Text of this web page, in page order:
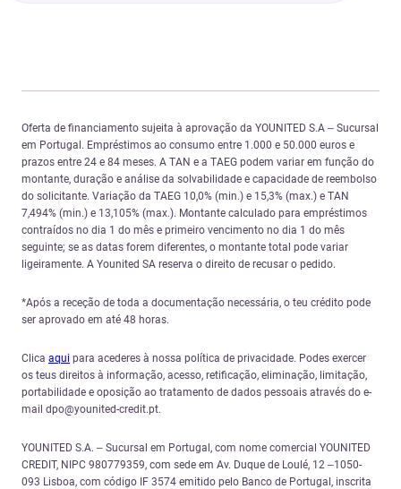
Oferta de financiamento sujeita à aprovação da YOUNITED S.A – Sucursal
em Portugal. Empréstimos ao consumo entre 1.000 e 50.000 euros e
prazos entre 24 e 84 meses. A TAN e a TAEG podem variar em função do
montante, duração e análise da solvabilidade e capacidade de reembolso
do solicitante. Variação da TAEG 10,0% (min.) e 15,3% (max.) e TAN
7,494% (min.) e 13,105% (max.). Montante calculado para empréstimos
contraídos no dia 1 do mês e primeiro vencimento no dia 1 do mês
seguinte; se as datas forem diferentes, o montante total pode variar
ligeiramente. A Younited SA reserva o direito de recusar o pedido.
*Após a receção de toda a documentação necessária, o teu crédito pode
ser aprovado em até 48 horas.
Clica aqui para acederes à nossa política de privacidade. Podes exercer
os teus direitos à informação, acesso, retificação, eliminação, limitação,
portabilidade e oposição ao tratamento de dados pessoais através do e-
mail dpo@younited-credit.pt.
YOUNITED S.A. – Sucursal em Portugal, com nome comercial YOUNITED
CREDIT, NIPC 980779359, com sede em Av. Duque de Loulé, 12 –1050-
093 Lisboa, com código IF 3574 emitido pelo Banco de Portugal, inscrita